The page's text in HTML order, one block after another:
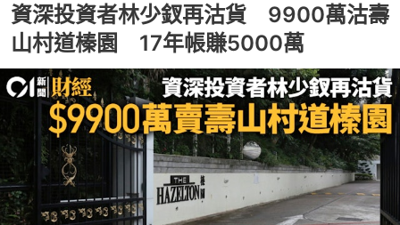
資深投資者林少釵再沽貨 9900萬沽壽
山村道榛園 17年帳賺5000萬